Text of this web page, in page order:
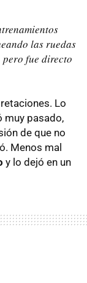
las ruedas
fue directo
Lo
muy pasado,
de que no
Menos mal
y lo dejó en un